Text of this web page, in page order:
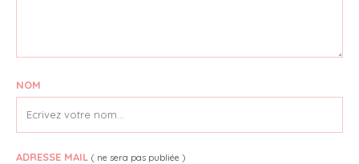
NOM
ADRESSE MAIL ( ne sera pas publiée )